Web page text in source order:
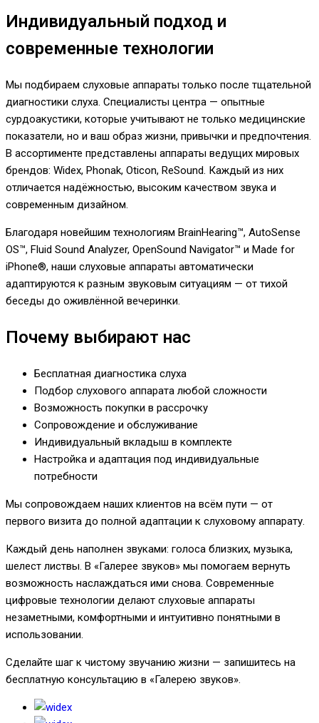
Индивидуальный подход и
современные технологии
Мы подбираем слуховые аппараты только после тщательной
диагностики слуха. Специалисты центра — опытные
сурдоакустики, которые учитывают не только медицинские
показатели, но и ваш образ жизни, привычки и предпочтения.
В ассортименте представлены аппараты ведущих мировых
брендов: Widex, Phonak, Oticon, ReSound. Каждый из них
отличается надёжностью, высоким качеством звука и
современным дизайном.
Благодаря новейшим технологиям BrainHearing™, AutoSense
OS™, Fluid Sound Analyzer, OpenSound Navigator™ и Made for
iPhone®, наши слуховые аппараты автоматически
адаптируются к разным звуковым ситуациям — от тихой
беседы до оживлённой вечеринки.
Почему выбирают нас
Бесплатная диагностика слуха
Подбор слухового аппарата любой сложности
Возможность покупки в рассрочку
Сопровождение и обслуживание
Индивидуальный вкладыш в комплекте
Настройка и адаптация под индивидуальные
потребности
Мы сопровождаем наших клиентов на всём пути — от
первого визита до полной адаптации к слуховому аппарату.
Каждый день наполнен звуками: голоса близких, музыка,
шелест листвы. В «Галерее звуков» мы помогаем вернуть
возможность наслаждаться ими снова. Современные
цифровые технологии делают слуховые аппараты
незаметными, комфортными и интуитивно понятными в
использовании.
Сделайте шаг к чистому звучанию жизни — запишитесь на
бесплатную консультацию в «Галерею звуков».